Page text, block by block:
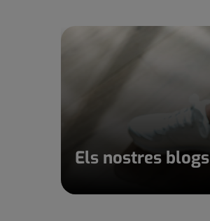
Els nostres blogs